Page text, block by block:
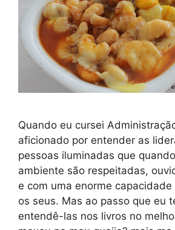
Quando eu cursei
aficionado por entender as
pessoas iluminadas que
ambiente são respeitadas,
e com uma enorme
os seus. Mas ao passo que eu
entendê-las nos livros no